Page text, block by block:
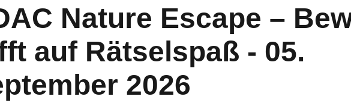
Nature Escape –
auf Rätselspaß - 05.
2026